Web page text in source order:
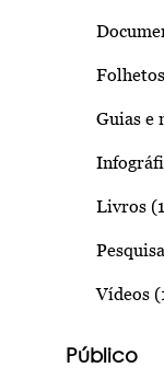
Guias e
Livros
Vídeos
Público